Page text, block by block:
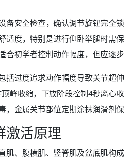
备安全检查，确认调节旋钮完全
适度，特别是进行仰卧举腿时需
合初学者控制动作幅度，但应逐
括过度追求动作幅度导致关节超
峰收缩，下放阶段控制4秒离心
，金属关节部位定期涂抹润滑剂保
激活原理
肌、腹横肌、竖脊肌及盆底肌构